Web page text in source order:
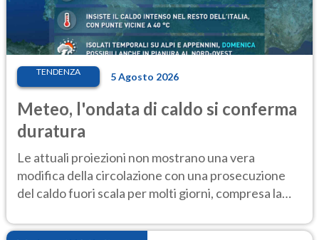
TENDENZA 5 Agosto 2026
Meteo, l'ondata di caldo si conferma
duratura
Le attuali proiezioni non mostrano una vera
modifica della circolazione con una prosecuzione
del caldo fuori scala per molti giorni, compresa la